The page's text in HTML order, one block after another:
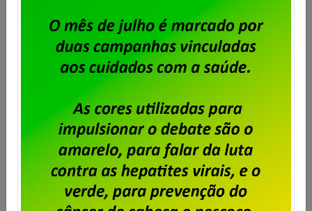
Serpro – trabalhadores do RJ
aprovam proposta de distribuição
da PLR 2025